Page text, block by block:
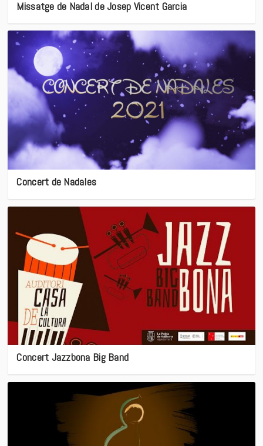
Missatge de Nadal de Josep Vicent Garcia
Concert de Nadales
Concert Jazzbona Big Band